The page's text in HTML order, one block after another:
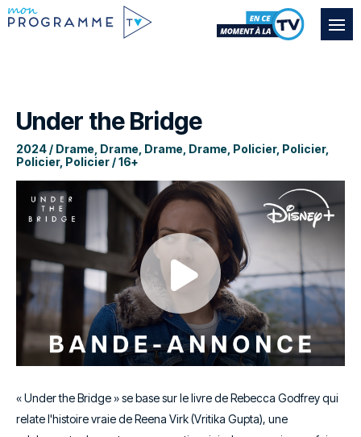
Under the Bridge
2024 / Drame, Drame, Drame, Drame, Policier, Policier,
Policier, Policier / 16+
« Under the Bridge » se base sur le livre de Rebecca Godfrey qui
relate l'histoire vraie de Reena Virk (Vritika Gupta), une